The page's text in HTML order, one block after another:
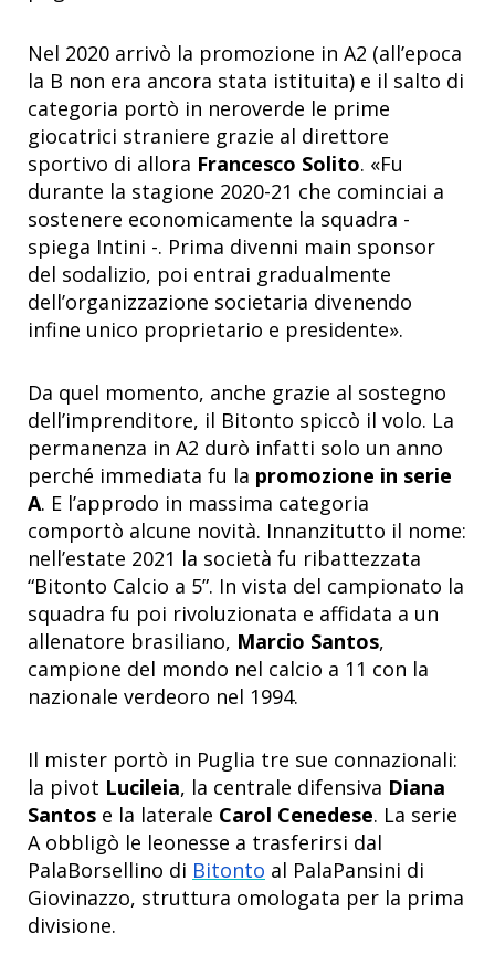
Nel 2020 arrivò la promozione in A2 (all’epoca
la B non era ancora stata istituita) e il salto di
categoria portò in neroverde le prime
giocatrici straniere grazie al direttore
sportivo di allora Francesco Solito. «Fu
durante la stagione 2020-21 che cominciai a
sostenere economicamente la squadra -
spiega Intini -. Prima divenni main sponsor
del sodalizio, poi entrai gradualmente
dell’organizzazione societaria divenendo
infine unico proprietario e presidente».
Da quel momento, anche grazie al sostegno
dell’imprenditore, il Bitonto spiccò il volo. La
permanenza in A2 durò infatti solo un anno
perché immediata fu la promozione in serie
A. E l’approdo in massima categoria
comportò alcune novità. Innanzitutto il nome:
nell’estate 2021 la società fu ribattezzata
“Bitonto Calcio a 5”. In vista del campionato la
squadra fu poi rivoluzionata e affidata a un
allenatore brasiliano, Marcio Santos,
campione del mondo nel calcio a 11 con la
nazionale verdeoro nel 1994.
Il mister portò in Puglia tre sue connazionali:
la pivot Lucileia, la centrale difensiva Diana
Santos e la laterale Carol Cenedese. La serie
A obbligò le leonesse a trasferirsi dal
PalaBorsellino di Bitonto al PalaPansini di
Giovinazzo, struttura omologata per la prima
divisione.